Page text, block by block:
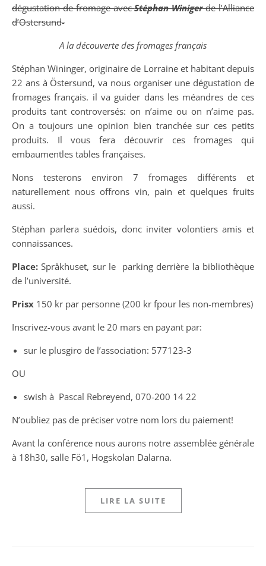
dégustation de fromage avecStéphan Winigerde l’Alliance
d’Ostersund-
A la découverte des fromages français
Stéphan Wininger, originaire de Lorraine et habitant depuis
22 ans à Östersund, va nous organiser une dégustation de
fromages français. il va guider dans les méandres de ces
produits tant controversés: on n’aime ou on n’aime pas.
On a toujours une opinion bien tranchée sur ces petits
produits. Il vous fera découvrir ces fromages qui
embaumentles tables françaises.
Nons testerons environ 7 fromages différents et
naturellement nous offrons vin, pain et quelques fruits
aussi.
Stéphan parlera suédois, donc inviter volontiers amis et
connaissances.
Place:Språkhuset, sur le parking derrière la bibliothèque
de l’université.
Prisx 150 kr par personne (200 kr fpour les non-membres)
Inscrivez-vous avant le 20 mars en payant par:
sur le plusgiro de l’association: 577123-3
OU
swish à Pascal Rebreyend, 070-200 14 22
N’oubliez pas de préciser votre nom lors du paiement!
Avant la conférence nous aurons notre assemblée générale
à 18h30, salle Fö1, Hogskolan Dalarna.
LIRE LA SUITE